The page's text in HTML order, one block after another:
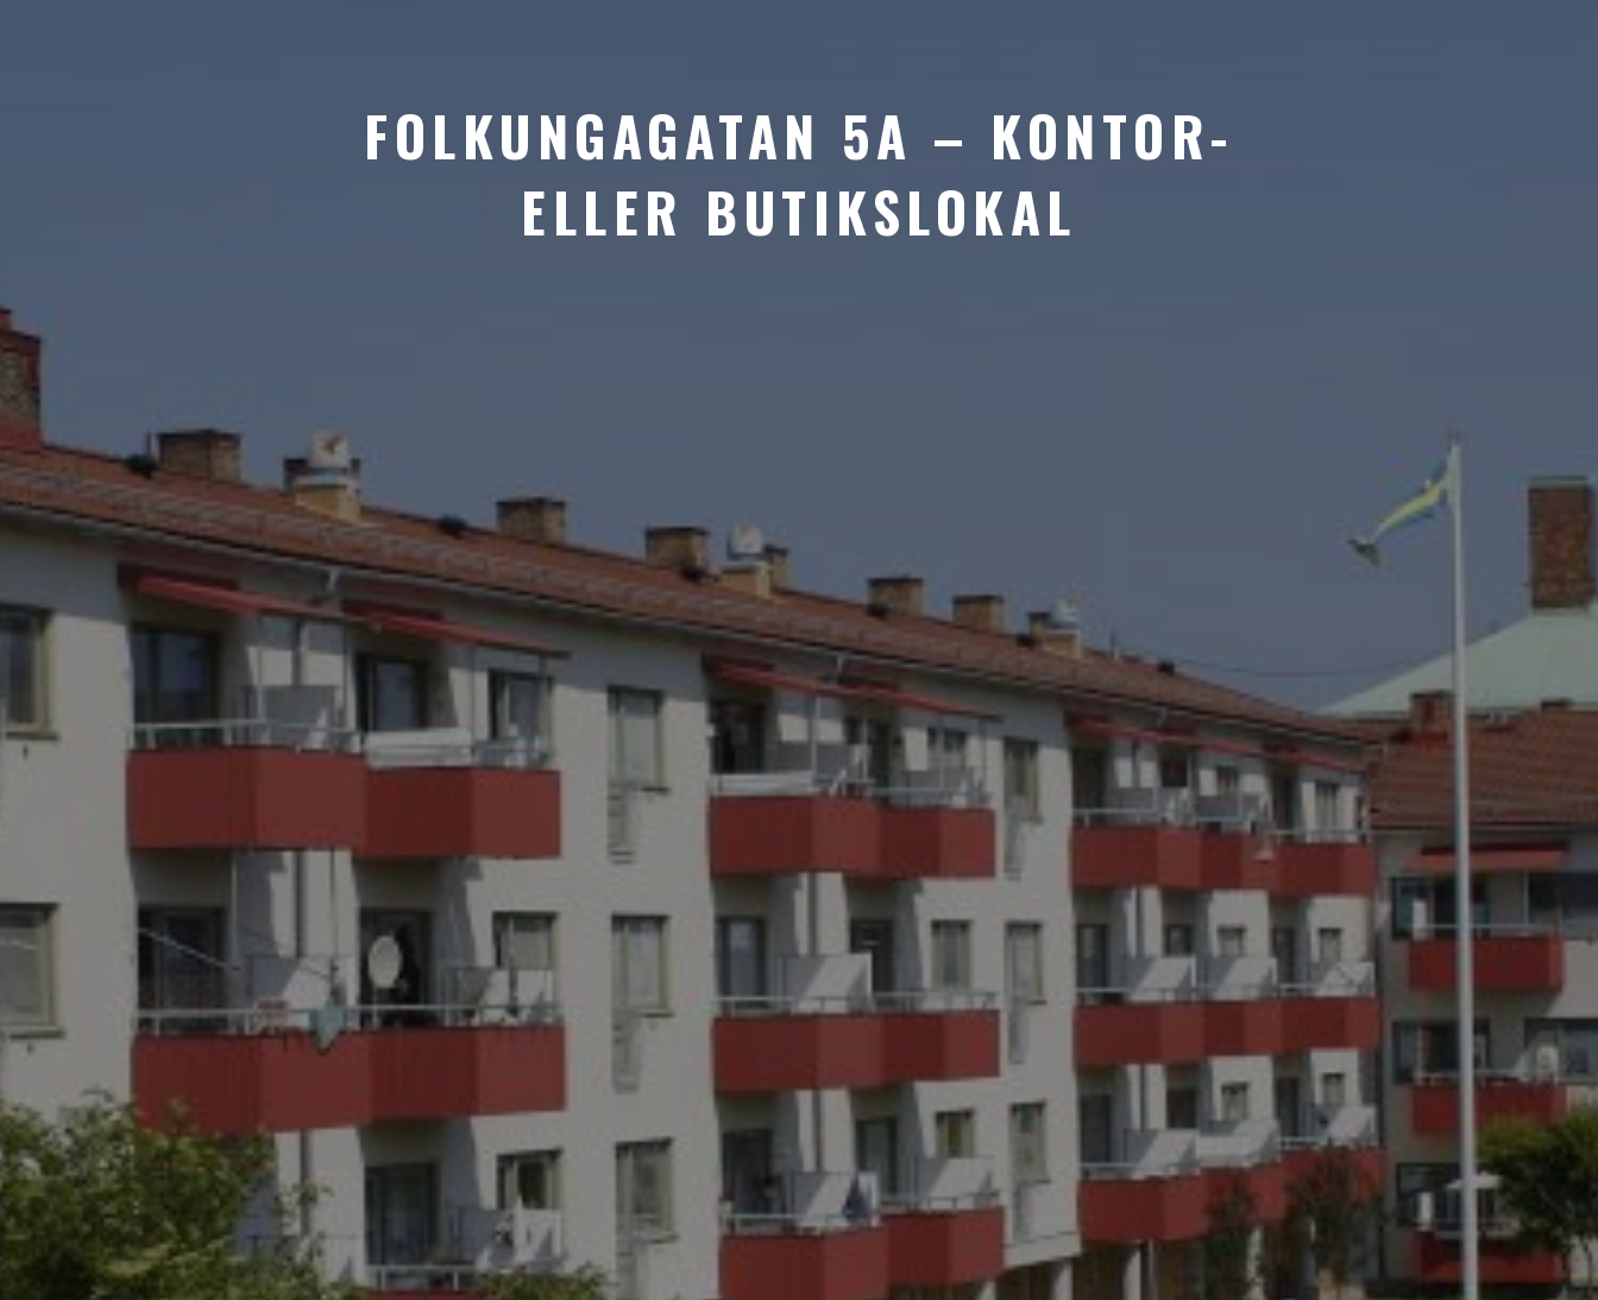
FOLKUNGAGATAN 5A – KONTOR-
ELLER BUTIKSLOKAL